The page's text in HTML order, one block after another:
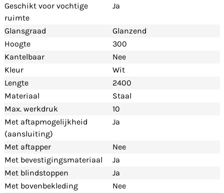
Geschikt voor vochtige
ruimte
Ja
Glansgraad
Glanzend
Hoogte
300
Kantelbaar
Nee
Kleur
Wit
Lengte
2400
Materiaal
Staal
Max. werkdruk
10
Met aftapmogelijkheid
(aansluiting)
Ja
Met aftapper
Nee
Met bevestigingsmateriaal
Ja
Met blindstoppen
Ja
Met bovenbekleding
Nee